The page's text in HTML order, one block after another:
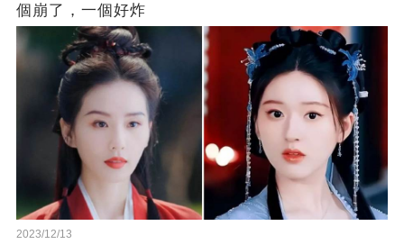
個崩了，一個好炸
2023/12/13